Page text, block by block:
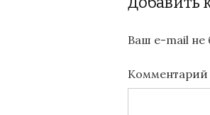
Ваш e-mail не
Комментарий